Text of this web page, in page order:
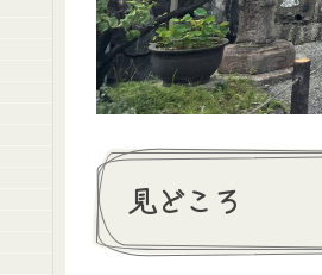
見どころ